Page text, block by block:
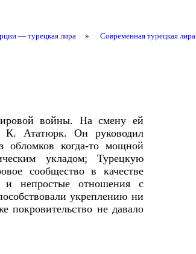
— турецкая лира » Современная турецкая лира
войны. На смену ей
К. Ататюрк. Он руководил
обломков когда-то мощной
укладом; Турецкую
сообщество в качестве
и непростые отношения с
укреплению ни
покровительство не давало